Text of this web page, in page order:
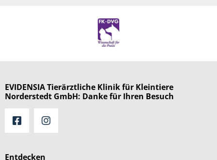
Entdecken
EVIDENSIA Tierärztliche Klinik für Kleintiere
Norderstedt GmbH: Danke für Ihren Besuch